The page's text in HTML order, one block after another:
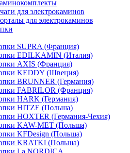
для электрокаминов
для электрокаминов
SUPRA (Франция)
EDILKAMIN (Италия)
AXIS (Франция)
KEDDY (Швеция)
BRUNNER (Германия)
FABRILOR (Франция)
HARK (Германия)
HITZE (Польша)
HOXTER (Германия-Чехия)
KAW-MET (Польша)
KFDesign (Польша)
KRATKI (Польша)
La NORDICA